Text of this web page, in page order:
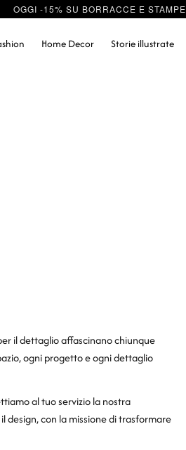
OGGI -15% SU BORRACCE E STAMPE
Home Decor Storie illustrate
il dettaglio affascinano chiunque
ogni progetto e ogni dettaglio
al tuo servizio la nostra
design, con la missione di trasformare